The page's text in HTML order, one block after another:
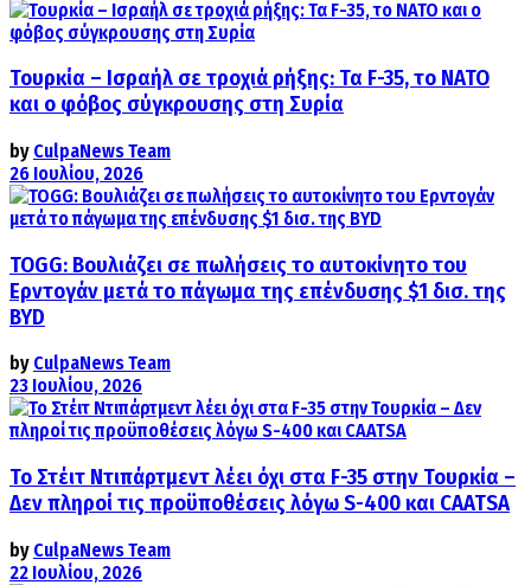
Τουρκία – Ισραήλ σε τροχιά ρήξης: Τα F-35, το ΝΑΤΟ
και ο φόβος σύγκρουσης στη Συρία
by CulpaNews Team
26 Ιουλίου, 2026
TOGG: Βουλιάζει σε πωλήσεις το αυτοκίνητο του
Ερντογάν μετά το πάγωμα της επένδυσης $1 δισ. της
BYD
by CulpaNews Team
23 Ιουλίου, 2026
Το Στέιτ Ντιπάρτμεντ λέει όχι στα F-35 στην Τουρκία –
Δεν πληροί τις προϋποθέσεις λόγω S-400 και CAATSA
by CulpaNews Team
22 Ιουλίου, 2026